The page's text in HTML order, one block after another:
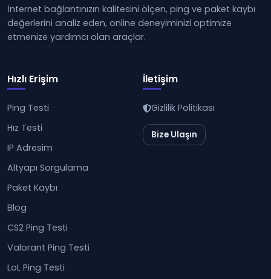
İnternet bağlantınızın kalitesini ölçen, ping ve paket kaybı
değerlerini analiz eden, online deneyiminizi optimize
etmenize yardımcı olan araçlar.
Hızlı Erişim
Ping Testi
Hız Testi
IP Adresim
Altyapı Sorgulama
Paket Kaybı
Blog
CS2 Ping Testi
Valorant Ping Testi
LoL Ping Testi
İletişim
Gizlilik Politikası
Bize Ulaşın